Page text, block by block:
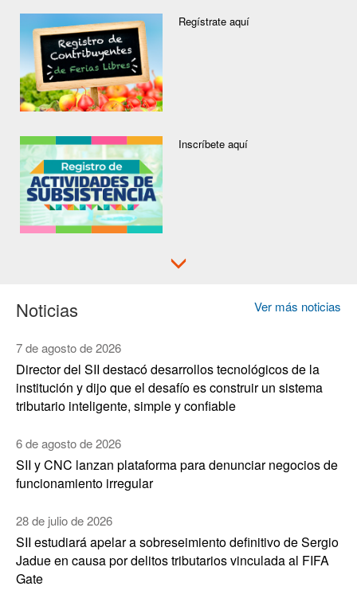
Regístrate aquí
Inscríbete aquí
Noticias Ver más noticias
7 de agosto de 2026
Director del SII destacó desarrollos tecnológicos de la
institución y dijo que el desafío es construir un sistema
tributario inteligente, simple y confiable
6 de agosto de 2026
SII y CNC lanzan plataforma para denunciar negocios de
funcionamiento irregular
28 de julio de 2026
SII estudiará apelar a sobreseimiento definitivo de Sergio
Jadue en causa por delitos tributarios vinculada al FIFA
Gate